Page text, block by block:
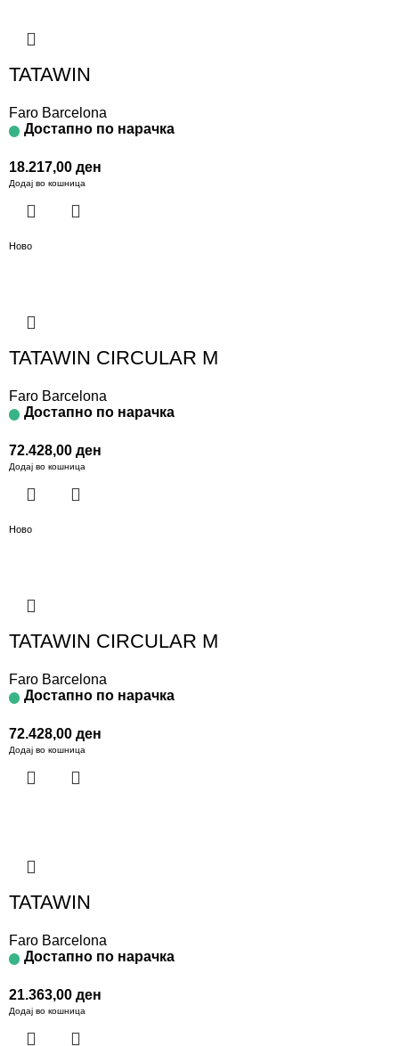
TATAWIN
Faro Barcelona
Достапно по нарачка
18.217,00 ден
Додај во кошница
Ново
TATAWIN CIRCULAR M
Faro Barcelona
Достапно по нарачка
72.428,00 ден
Додај во кошница
Ново
TATAWIN CIRCULAR M
Faro Barcelona
Достапно по нарачка
72.428,00 ден
Додај во кошница
TATAWIN
Faro Barcelona
Достапно по нарачка
21.363,00 ден
Додај во кошница